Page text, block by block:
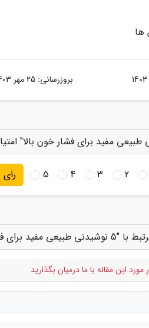
ها
بروزرسانی: 25 مهر 1403
2
3
4
5 رای
برای فشار خون بالا"
این مقاله با ما درمیان بگذارید